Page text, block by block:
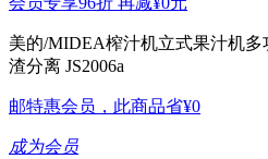
美的/MIDEA榨汁机立式果汁机
渣分离 JS2006a
邮特惠会员，此商品省¥0
成为会员